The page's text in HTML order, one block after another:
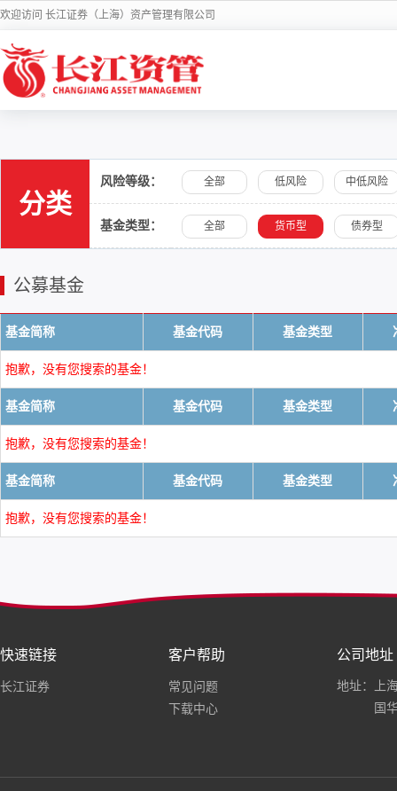
欢迎访问 长江证券（上海）资产管理有限公司
分类
风险等级： 全部 低风险 中低风险
基金类型： 全部 货币型 债券型
公募基金
基金简称 基金代码 基金类型
抱歉，没有您搜索的基金！
基金简称 基金代码 基金类型
抱歉，没有您搜索的基金！
基金简称 基金代码 基金类型
抱歉，没有您搜索的基金！
快速链接
长江证券
客户帮助
常见问题
下载中心
公司地址
地址：上
国